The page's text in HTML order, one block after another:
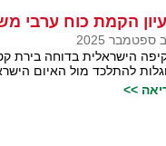
הקמת כוח ערבי
הישראלית בדוחה בירת
להתלכד מול האיום
>>